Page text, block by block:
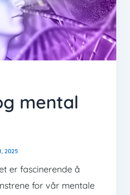
mental
2025
er fascinerende å
for vår mentale